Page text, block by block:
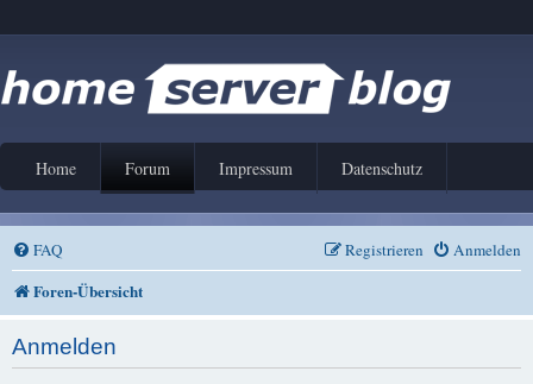
Home Forum Impressum Datenschutz
FAQ Anmelden
Registrieren
Foren-Übersicht
Anmelden